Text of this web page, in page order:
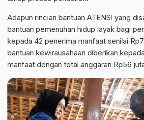
Adapun rincian bantuan ATENSI yang
bantuan pemenuhan hidup layak bagi
kepada 42 penerima manfaat senilai
bantuan kewirausahaan diberikan
manfaat dengan total anggaran Rp56